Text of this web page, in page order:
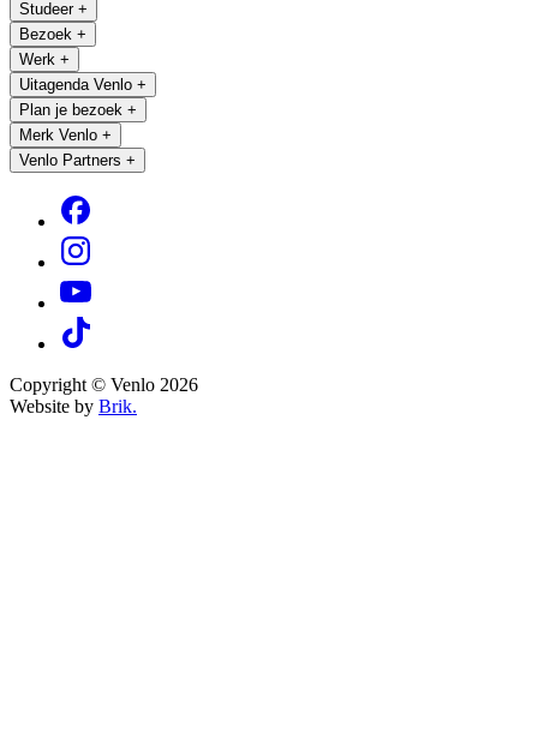
Studeer +
Bezoek +
Werk +
Uitagenda Venlo +
Plan je bezoek +
Merk Venlo +
Venlo Partners +
Copyright © Venlo 2026
Website by Brik.